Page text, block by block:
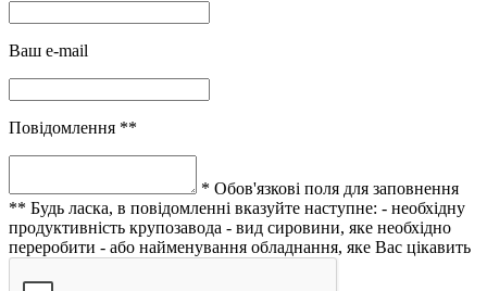
Ваш e-mail
Повідомлення **
* Обов'язкові поля для заповнення
** Будь ласка, в повідомленні вказуйте наступне: - необхідну
продуктивність крупозавода - вид сировини, яке необхідно
переробити - або найменування обладнання, яке Вас цікавить